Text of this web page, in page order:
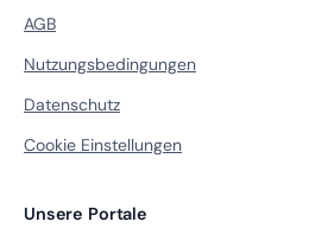
AGB
Nutzungsbedingungen
Datenschutz
Cookie Einstellungen
Unsere Portale